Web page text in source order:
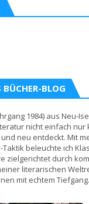
BÜCHER-BLOG
1984) aus Neu-
nicht einfach nur
neu entdeckt. Mit
beleuchte ich
zielgerichtet durch
literarischen
mit echtem Tiefgang.